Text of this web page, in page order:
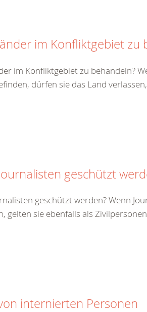
im Konfliktgebiet zu
im Konfliktgebiet zu behandeln?
dürfen sie das Land
geschützt
geschützt werden? Wenn
gelten sie ebenfalls als
internierten Personen